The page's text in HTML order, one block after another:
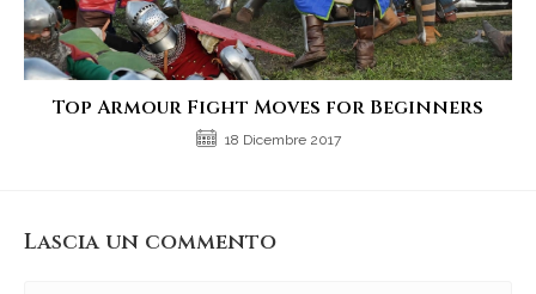
Top Armour Fight Moves for Beginners
18 Dicembre 2017
Lascia un commento